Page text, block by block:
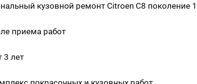
кузовной ремонт Citroen C8 поколение 1
приема работ
3 лет